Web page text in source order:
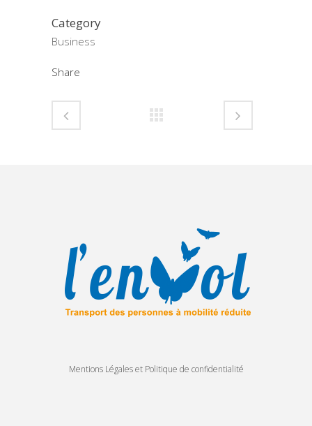
Category
Business
Share
Mentions Légales et Politique de confidentialité